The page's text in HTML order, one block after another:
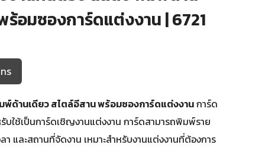
ร้อมซองการ์ดแต่งงาน | 6721
ร
ด้านเดียว สไตล์อีสาน พร้อมซองการ์ดแต่งงานการ์ด
บใช้เป็นการ์ดเชิญงานแต่งงาน การ์ดสามารถพิมพ์ราย
า และสถานที่จัดงาน เหมาะสำหรับงานแต่งงานที่ต้องการ